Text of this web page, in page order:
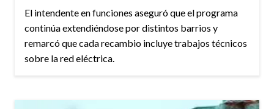
El intendente en funciones aseguró que el programa
continúa extendiéndose por distintos barrios y
remarcó que cada recambio incluye trabajos técnicos
sobre la red eléctrica.